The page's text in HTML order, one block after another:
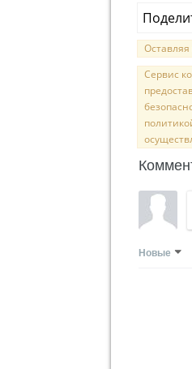
Сервис
Новые